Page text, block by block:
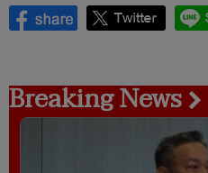
Breaking News